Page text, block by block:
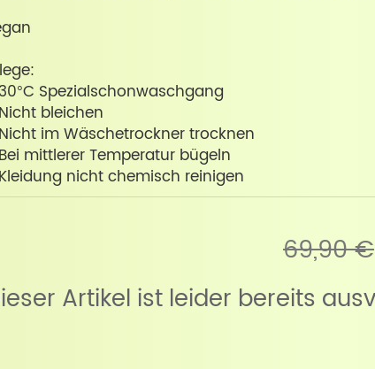
Spezialschonwaschgang
bleichen
im Wäschetrockner trocknen
mittlerer Temperatur bügeln
nicht chemisch reinigen
69,90 €
Artikel ist leider bereits